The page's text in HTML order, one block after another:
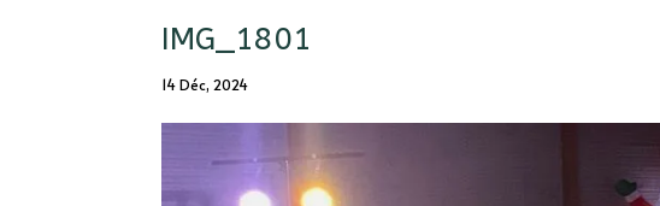
IMG_1801
14 Déc, 2024